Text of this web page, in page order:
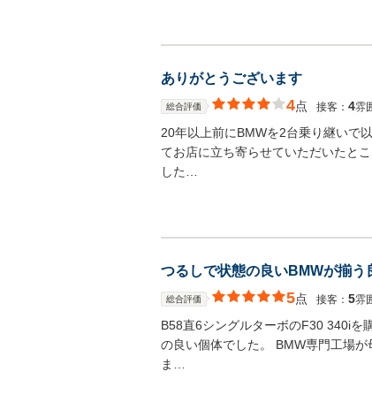
ありがとうございます
総合評価 4点 接客： 4雰
20年以上前にBMWを2台乗り継いで
てお店に立ち寄らせていただいたと
した…
つるしで状態の良いBMWが揃う
総合評価 5点 接客： 5雰
B58直6シングルターボのF30 340iを
の良い個体でした。 BMW専門工場
ま…